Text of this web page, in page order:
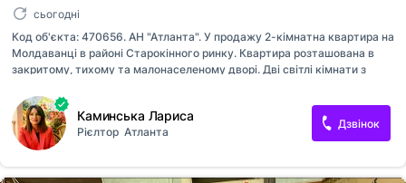
сьогодні
Код об'єкта: 470656. АН "Атланта". У продажу 2-кімнатна квартира на
Молдаванці в районі Старокінного ринку. Квартира розташована в
закритому, тихому та малонаселеному дворі. Дві світлі кімнати з
капітальний ремонт. Район із колоритною атмосферою та розвиненою
інфраструктурою. Усе необхідне в кроковій доступності.
Телефонуйте, організуємо показ!
Каминська Лариса
Рієлтор Атланта
Дзвінок